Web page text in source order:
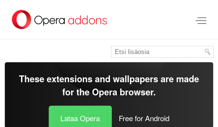
pääsisältöön
These extensions and wallpapers are made
for theOpera browser.
Lataa Opera Free for Android